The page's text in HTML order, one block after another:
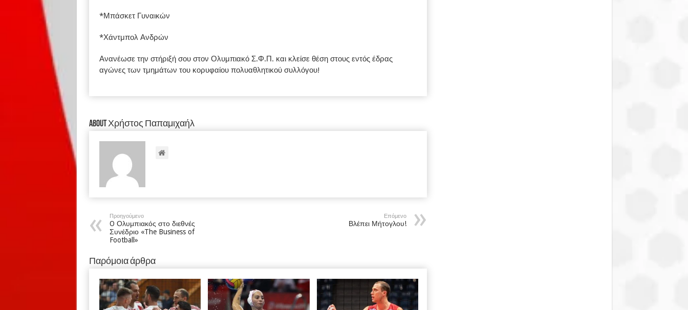
*Μπάσκετ Γυναικών
*Χάντμπολ Ανδρών
Ανανέωσε την στήριξή σου στον Ολυμπιακό Σ.Φ.Π. και κλείσε θέση στους εντός έδρας
αγώνες των τμημάτων του κορυφαίου πολυαθλητικού συλλόγου!
About Χρήστος Παπαμιχαήλ
Προηγούμενο
O Ολυμπιακός στο διεθνές
Συνέδριο «The Business of
Football»
Επόμενο
Βλέπει Μήτογλου!
Παρόμοια άρθρα